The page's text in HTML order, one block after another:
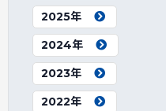
2025年
2024年
2023年
2022年